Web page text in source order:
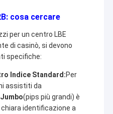
cosa cercare
per un centro LBE
di casinò, si devono
specifiche:
Indice Standard:Per
assistiti da
(pips più grandi) è
identificazione a